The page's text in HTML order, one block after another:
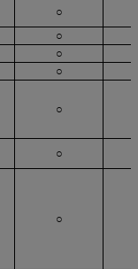
○
○
○
○
○
○
○